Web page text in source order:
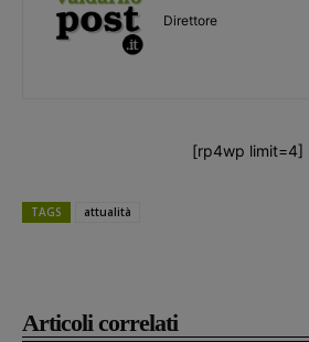
Articoli correlati
Direttore
[rp4wp limit=4]
TAGS attualità